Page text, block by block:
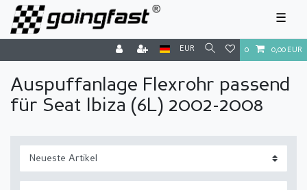
☰
EUR 0 0,00 EUR
Auspuffanlage Flexrohr passend
für Seat Ibiza (6L) 2002-2008